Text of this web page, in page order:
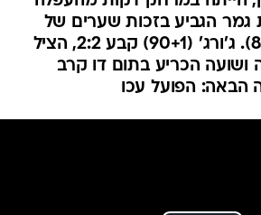
גמר הגביע בזכות שערים של
גולן (70) וחדד (85). ג'ורג' (90+1) קבע 2:2, הציל
הכריע בתום דו קרב